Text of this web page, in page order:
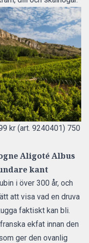
kr (art. 9240401) 750
Aligoté Albus
kant
i över 300 år, och
att visa vad en druva
faktiskt kan bli.
ekfat innan den
ger den ovanlig